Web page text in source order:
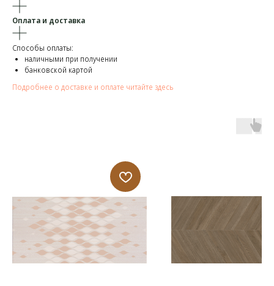
Оплата и доставка
Способы оплаты:
наличными при получении
банковской картой
Подробнее о доставке и оплате читайте здесь